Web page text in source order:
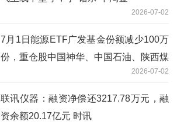
2026-07-02
7月1日能源ETF广发基金份额减少100万
份，重仓股中国神华、中国石油、陕西煤
2026-07-02
联讯仪器：融资净偿还3217.78万元，融
资余额20.17亿元 时讯